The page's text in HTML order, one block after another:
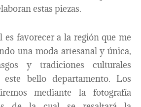
estas piezas.
favorecer a la región que me
una moda artesanal y única,
y tradiciones culturales
este bello departamento. Los
mediante la fotografía